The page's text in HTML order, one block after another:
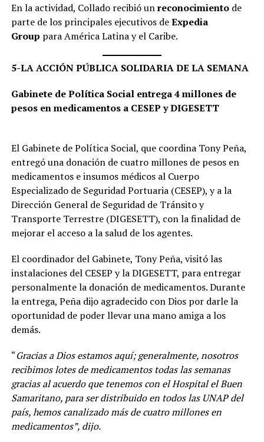
En la actividad, Collado recibió unreconocimientode
parte de los principales ejecutivos deExpedia
Group para América Latina y el Caribe.
5-LA ACCIÓN PÚBLICA SOLIDARIA DE LA SEMANA
Gabinete de Política Social entrega 4 millones de
pesos en medicamentos a CESEP y DIGESETT
El Gabinete de Política Social, que coordina Tony Peña,
entregó una donación de cuatro millones de pesos en
medicamentos e insumos médicos al Cuerpo
Especializado de Seguridad Portuaria (CESEP), y a la
Dirección General de Seguridad de Tránsito y
Transporte Terrestre (DIGESETT), con la finalidad de
mejorar el acceso a la salud de los agentes.
El coordinador del Gabinete, Tony Peña, visitó las
instalaciones del CESEP y la DIGESETT, para entregar
personalmente la donación de medicamentos. Durante
la entrega, Peña dijo agradecido con Dios por darle la
oportunidad de poder llevar una mano amiga a los
demás.
“Gracias a Dios estamos aquí; generalmente, nosotros
recibimos lotes de medicamentos todas las semanas
gracias al acuerdo que tenemos con el Hospital el Buen
Samaritano, para ser distribuido en todos las UNAP del
país, hemos canalizado más de cuatro millones en
medicamentos”, dijo.